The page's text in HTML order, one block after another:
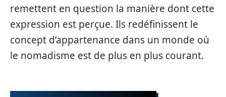
remettent en question la manière dont cette
expression est perçue. Ils redéfinissent le
concept d’appartenance dans un monde où
le nomadisme est de plus en plus courant.